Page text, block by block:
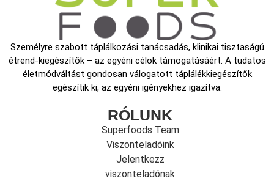
Személyre szabott táplálkozási tanácsadás, klinikai tisztaságú
étrend-kiegészítők – az egyéni célok támogatásáért. A tudatos
életmódváltást gondosan válogatott táplálékkiegészítők
egészítik ki, az egyéni igényekhez igazítva.
RÓLUNK
Superfoods Team
Viszonteladóink
Jelentkezz
viszonteladónak